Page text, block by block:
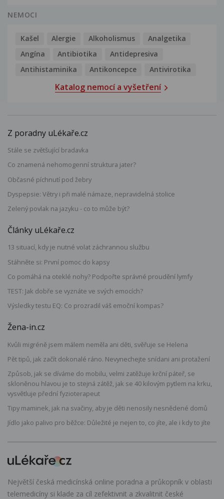
NEMOCI
Kašel Alergie Alkoholismus
Analgetika
Angína
Antibiotika
Antidepresiva
Antihistaminika
Antikoncepce Antivirotika
Katalog nemocí a vyšetření
Z poradny uLékaře.cz
Stále se zvětšující bradavka
Co znamená nehomogenní struktura jater?
Občasné píchnutí pod žebry
Dyspepsie: Větry i při malé námaze, nepravidelná stolice
Zelený povlak na jazyku - co to může být?
Články uLékaře.cz
13 situací, kdy je nutné volat záchrannou službu
Stáhněte si: První pomoc do kapsy
Co pomáhá na oteklé nohy? Podpořte správné proudění lymfy
TEST: Jak dobře se vyznáte ve svých emocích?
Výsledky testu EQ: Co prozradil váš emoční kompas?
Žena-in.cz
Kvůli migréně jsem málem neměla ani děti, svěřuje se Helena
Pět tipů, jak začít dokonalé ráno. Nevynechejte snídani ani protažení
Způsob, jak se díváme do mobilu, velmi zatěžuje krční páteř, se
skloněnou hlavou je to stejná zátěž, jak se 40 kilovým pytlem na krku,
vysvětluje přední fyzioterapeut
Tipy maminek, jak na svačiny, aby je děti nenosily nesnědené domů
Jídlo jako palivo pro běžce: Důležité je nejen to, co jíte, ale i kdy to jíte
Největší česká medicínská online poradna a průkopník v oblasti
telemedicíny si klade za cíl zefektivnit a zkvalitnit české